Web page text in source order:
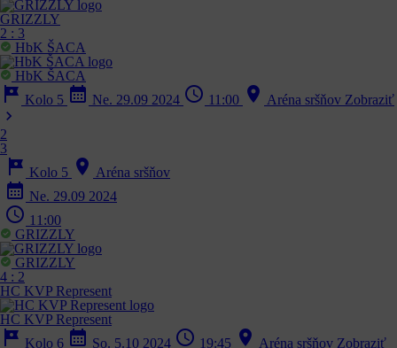
GRIZZLY
2 : 3
HbK ŠACA
HbK ŠACA
tour Kolo 5 calendar_month Ne. 29.09 2024 schedule 11:00 location_on Aréna sršňov Zobraziť
chevron_right
2
3
tour Kolo 5 location_on Aréna sršňov
calendar_month Ne. 29.09 2024
schedule 11:00
GRIZZLY
GRIZZLY
4 : 2
HC KVP Represent
HC KVP Represent
tour Kolo 6 calendar_month So. 5.10 2024 schedule 19:45 location_on Aréna sršňov Zobraziť